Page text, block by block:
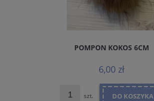
POMPON KOKOS 6CM
6,00 zł
szt. DO KOSZYKA